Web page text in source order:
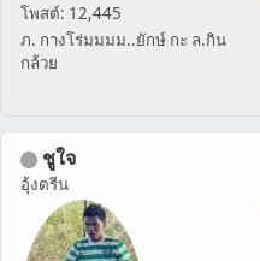
โพสต์: 12,445
ภ. กางโร่มมมม..ยักษ์ กะ ล.กิน
กล้วย
ชูใจ
อุ้งตรีน